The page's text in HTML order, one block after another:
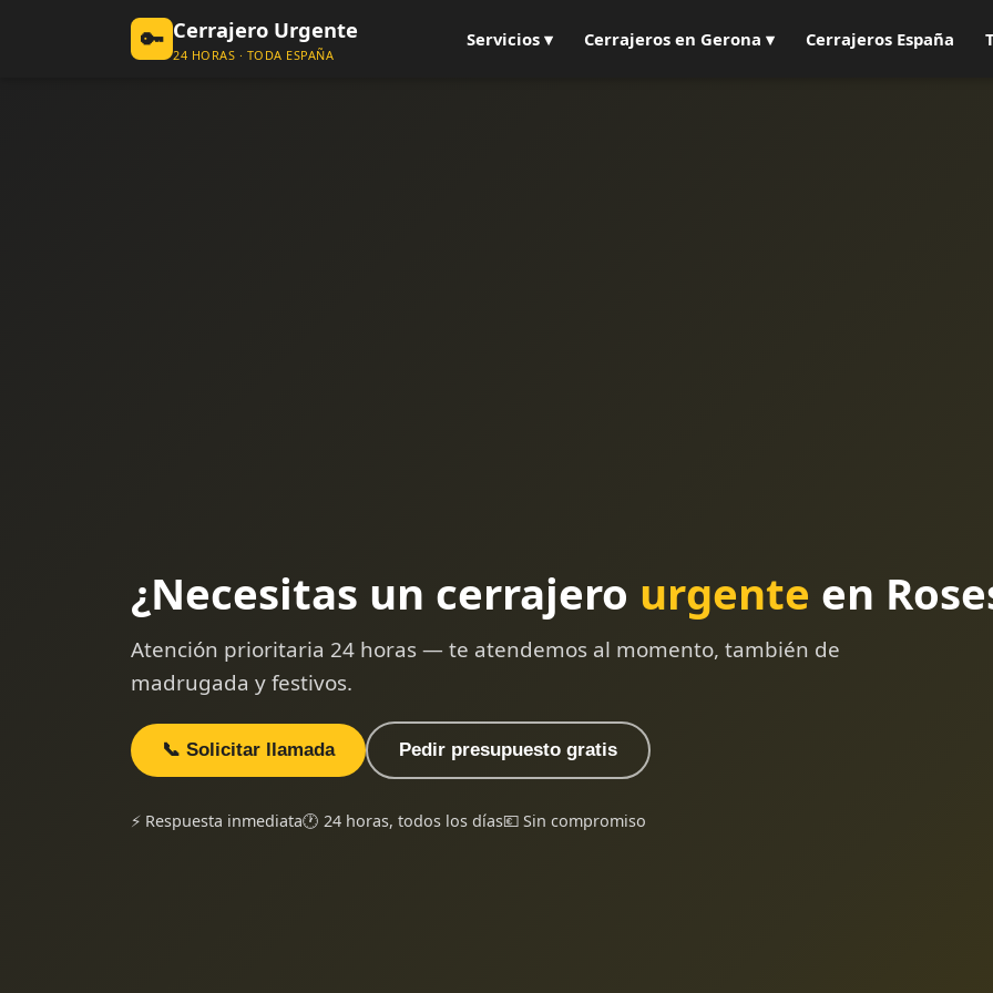
🔑 Cerrajero Urgente
24 HORAS · TODA ESPAÑA
Servicios ▾ Cerrajeros en Gerona ▾ Cerrajeros España
¿Necesitas un cerrajero urgente en
Atención prioritaria 24 horas — te atendemos al momento, también de
madrugada y festivos.
📞 Solicitar llamada Pedir presupuesto gratis
⚡ Respuesta inmediata🕐 24 horas, todos los días💶 Sin compromiso